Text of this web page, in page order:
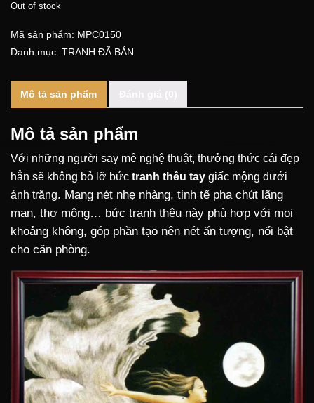
Out of stock
Mã sản phẩm: MPC0150
Danh mục: TRANH ĐÃ BÁN
Mô tả sản phẩm
Mô tả sản phẩm
Với những người say mê nghệ thuật, thưởng thức cái đẹp
hẳn sẽ không bỏ lỡ bức tranh thêu tay giấc mộng dưới
ánh trăng. Mang nét nhẹ nhàng, tinh tế pha chút lãng
mạn, thơ mộng… bức tranh thêu này phù hợp với mọi
khoảng không, góp phần tạo nên nét ấn tượng, nổi bật
cho căn phòng.